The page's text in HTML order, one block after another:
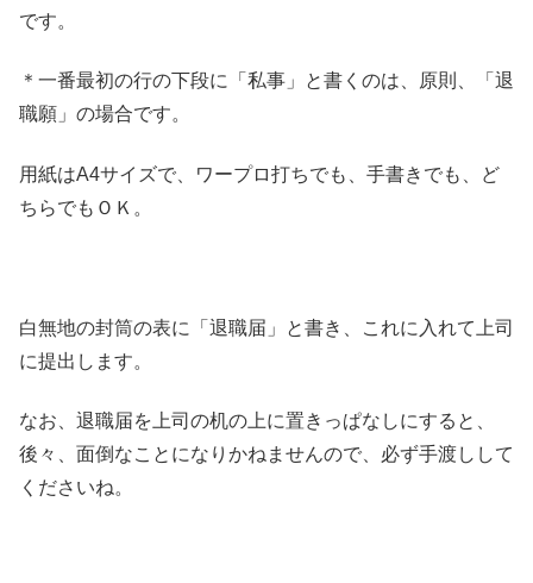
です。
＊一番最初の行の下段に「私事」と書くのは、原則、「退
職願」の場合です。
用紙はA4サイズで、ワープロ打ちでも、手書きでも、ど
ちらでもＯＫ。
白無地の封筒の表に「退職届」と書き、これに入れて上司
に提出します。
なお、退職届を上司の机の上に置きっぱなしにすると、
後々、面倒なことになりかねませんので、必ず手渡しして
くださいね。